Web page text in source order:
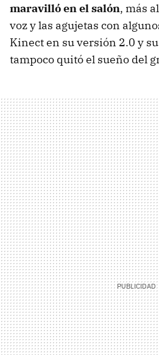
maravilló en el salón, más
voz y las agujetas con
Kinect en su versión 2.0 y
tampoco quitó el sueño del